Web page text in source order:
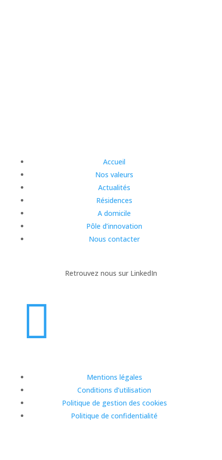
Accueil
Nos valeurs
Actualités
Résidences
A domicile
Pôle d’innovation
Nous contacter
Retrouvez nous sur LinkedIn

Mentions légales
Conditions d’utilisation
Politique de gestion des cookies
Politique de confidentialité